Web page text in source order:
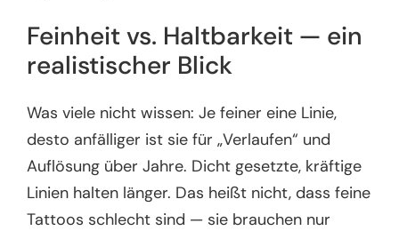
Feinheit vs. Haltbarkeit — ein
realistischer Blick
Was viele nicht wissen: Je feiner eine Linie,
desto anfälliger ist sie für „Verlaufen“ und
Auflösung über Jahre. Dicht gesetzte, kräftige
Linien halten länger. Das heißt nicht, dass feine
Tattoos schlecht sind — sie brauchen nur